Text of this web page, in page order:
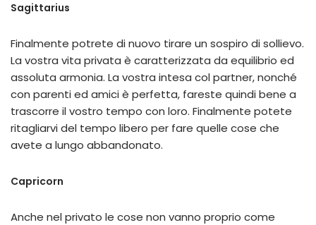
Sagittarius
Finalmente potrete di nuovo tirare un sospiro di sollievo.
La vostra vita privata è caratterizzata da equilibrio ed
assoluta armonia. La vostra intesa col partner, nonché
con parenti ed amici è perfetta, fareste quindi bene a
trascorre il vostro tempo con loro. Finalmente potete
ritagliarvi del tempo libero per fare quelle cose che
avete a lungo abbandonato.
Capricorn
Anche nel privato le cose non vanno proprio come